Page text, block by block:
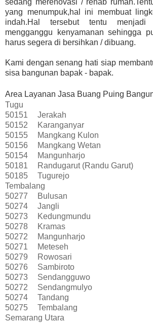
sedang merenovasi / rehab
yang menumpuk,hal ini membuat
indah.Hal tersebut tentu menjadi
mengganggu kenyamanan sehingga
harus segera di bersihkan / dibuang.
Kami dengan senang hati siap
sisa bangunan bapak - bapak.
Area Layanan Jasa Buang Puing
Tugu
50151
Jerakah
50152
Karanganyar
50155
Mangkang Kulon
50156
Mangkang Wetan
50154
Mangunharjo
50181
Randugarut (Randu Garut)
50185
Tugurejo
Tembalang
50277
Bulusan
50274
Jangli
50273
Kedungmundu
50278
Kramas
50272
Mangunharjo
50271
Meteseh
50279
Rowosari
50276
Sambiroto
50273
Sendangguwo
50272
Sendangmulyo
50274
Tandang
50275
Tembalang
Semarang Utara